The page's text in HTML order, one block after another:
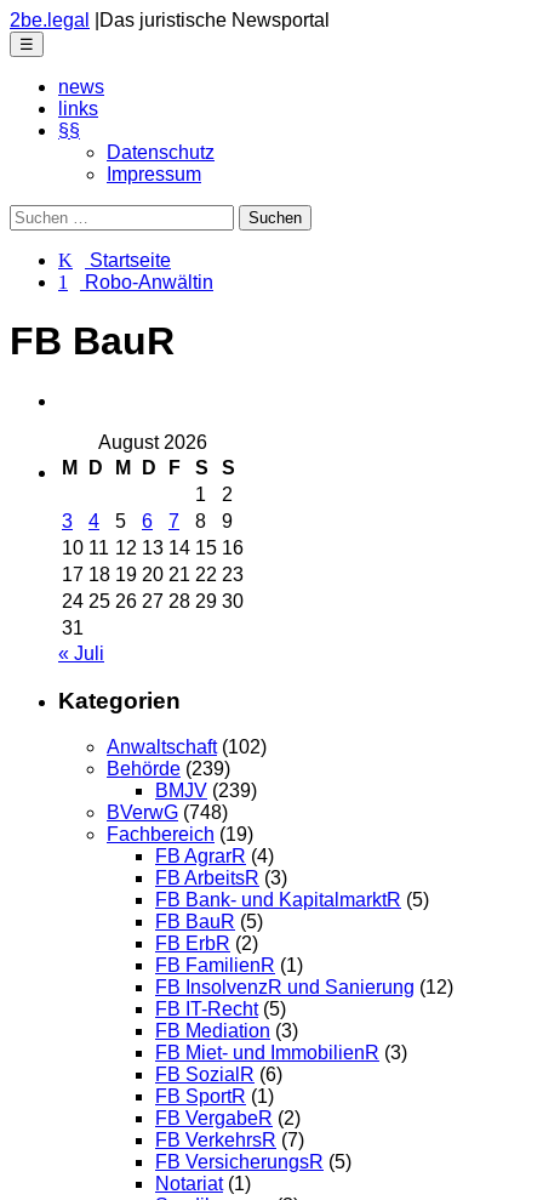
Skip
to
the
content
2be.legal Das juristische Newsportal
☰
news
links
§§
Datenschutz
Impressum
Suchen
nach:
K Startseite
1 Robo-Anwältin
FB BauR
August 2026
M
D M D F S
S
1
2
3
4 5 6 7 8
9
10 11 12 13 14 15 16
17 18 19 20 21 22 23
24 25 26 27 28 29 30
31
« Juli
Kategorien
Anwaltschaft(102)
Behörde (239)
BMJV (239)
BVerwG (748)
Fachbereich (19)
FB AgrarR (4)
FB ArbeitsR (3)
FB Bank- und KapitalmarktR (5)
FB BauR (5)
FB ErbR (2)
FB FamilienR (1)
FB InsolvenzR und Sanierung (12)
FB IT-Recht(5)
FB Mediation (3)
FB Miet- und ImmobilienR (3)
FB SozialR (6)
FB SportR (1)
FB VergabeR (2)
FB VerkehrsR (7)
FB VersicherungsR (5)
Notariat(1)